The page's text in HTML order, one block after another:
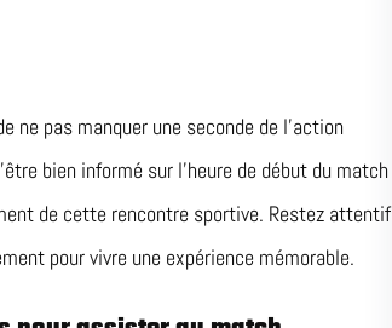
ne pas manquer une seconde de l’action
bien informé sur l’heure de début du match
de cette rencontre sportive. Restez attentif
pour vivre une expérience mémorable.